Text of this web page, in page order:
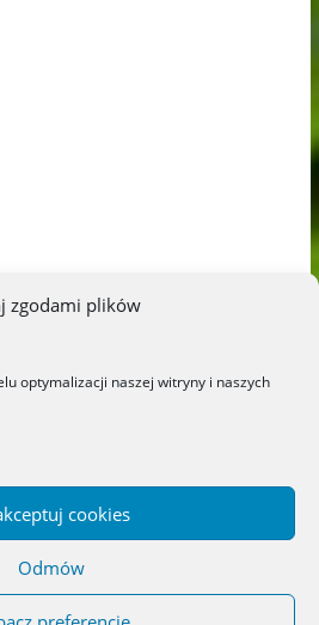
zgodami plików
optymalizacji naszej witryny i naszych
cookies
Odmów
o książkach dla dzieci i młodzieży –
. All rights reserved.